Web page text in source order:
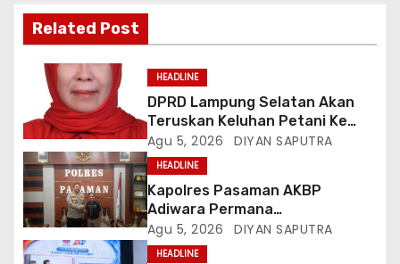
Related Post
HEADLINE
DPRD Lampung Selatan Akan
Teruskan Keluhan Petani Ke
Dinas Terkait, Minta Audit
Penyaluran Pupuk Bersubsidi Di
Desa Budi Lestari
Agu 5, 2026 DIYAN SAPUTRA
HEADLINE
Kapolres Pasaman AKBP
Adiwara Permana
Anggawisastra S.I.K. Sambut
Kedatangan Kepala Cakrawala
Agu 5, 2026 DIYAN SAPUTRA
HEADLINE